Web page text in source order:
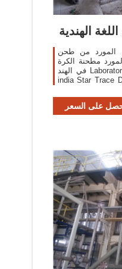
الهندية
المورد من طحن
مطحنة الكرة
في الهند Laboratory ball mill Manufacturers sale
india Star Trace
Chennai
على السعر